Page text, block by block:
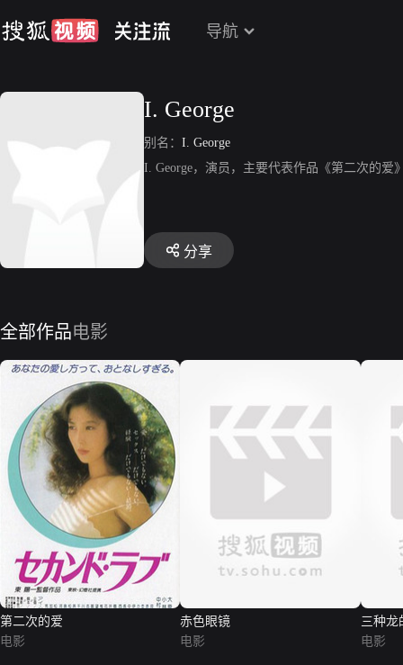
导航
I. George
别名： I. George
I. George，演员，主要代表作品《第二次的爱
分享
全部作品电影
第二次的爱
电影
赤色眼镜
电影
三种龙
电影